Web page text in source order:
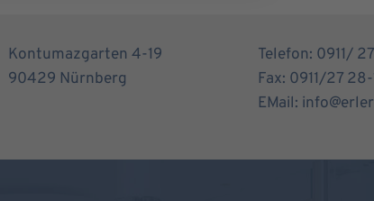
Kontumazgarten 4-19
90429 Nürnberg
Telefon: 0911/
Fax: 0911/27
EMail: